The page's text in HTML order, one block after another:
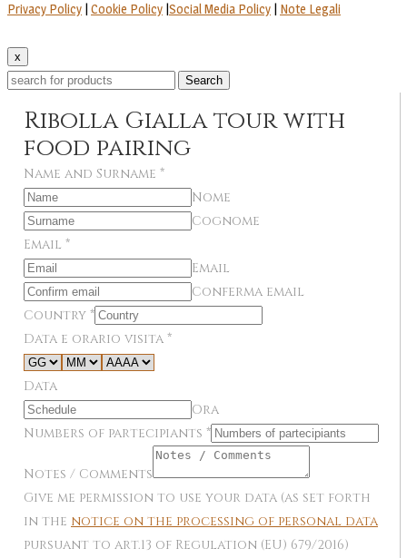
Privacy Policy | Cookie Policy |Social Media Policy | Note Legali
x
Search
Ribolla Gialla tour with
food pairing
Name and Surname *
Nome
Cognome
Email *
Email
Conferma email
Country *
Data e orario visita *
Data
Ora
Numbers of partecipiants *
Notes / Comments
Give me permission to use your data (as set forth
in the notice on the processing of personal data
pursuant to art.13 of Regulation (EU) 679/2016)